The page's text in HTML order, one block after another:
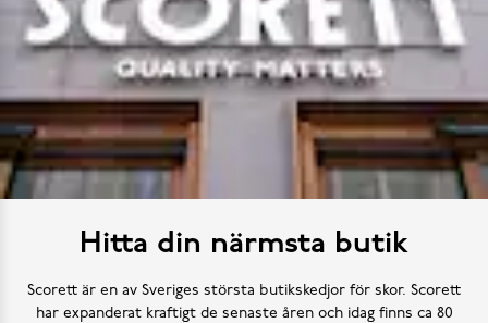
Hitta din närmsta butik
Scorett är en av Sveriges största butikskedjor för skor. Scorett
har expanderat kraftigt de senaste åren och idag finns ca 80